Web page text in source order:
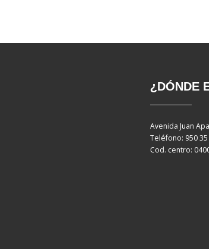
¿DÓNDE
Avenida Juan
Teléfono: 950 35
Cod. centro: